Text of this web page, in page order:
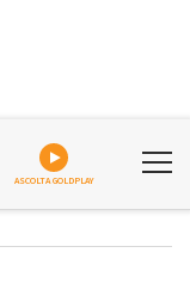
ASCOLTA GOLDPLAY